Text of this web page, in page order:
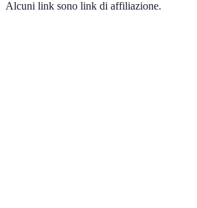
Alcuni link sono link di affiliazione.